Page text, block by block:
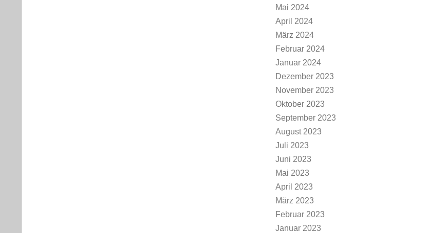
Mai 2024
April 2024
März 2024
Februar 2024
Januar 2024
Dezember 2023
November 2023
Oktober 2023
September 2023
August 2023
Juli 2023
Juni 2023
Mai 2023
April 2023
März 2023
Februar 2023
Januar 2023